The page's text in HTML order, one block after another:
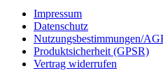
Impressum
Datenschutz
Nutzungsbestimmungen/
Produktsicherheit (GPSR)
Vertrag widerrufen